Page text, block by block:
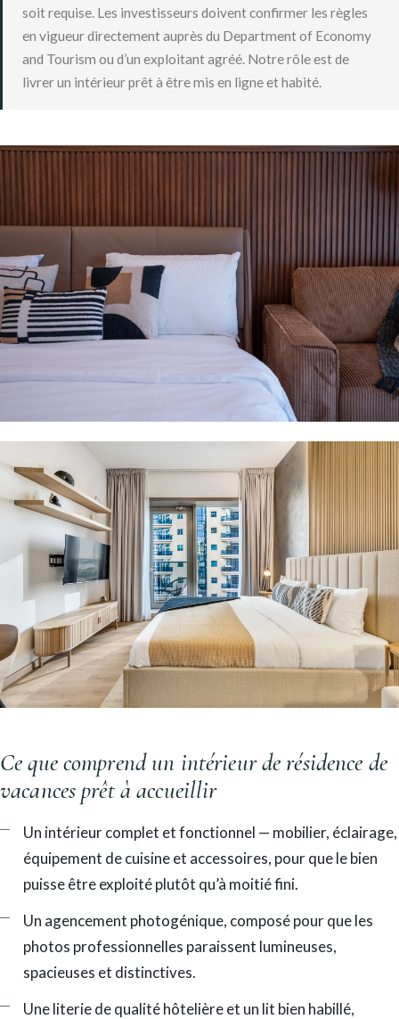
soit requise. Les investisseurs doivent confirmer les règles
en vigueur directement auprès du Department of Economy
and Tourism ou d’un exploitant agréé. Notre rôle est de
livrer un intérieur prêt à être mis en ligne et habité.
Ce que comprend un intérieur de résidence de
vacances prêt à accueillir
Un intérieur complet et fonctionnel — mobilier, éclairage,
équipement de cuisine et accessoires, pour que le bien
puisse être exploité plutôt qu’à moitié fini.
Un agencement photogénique, composé pour que les
photos professionnelles paraissent lumineuses,
spacieuses et distinctives.
Une literie de qualité hôtelière et un lit bien habillé,